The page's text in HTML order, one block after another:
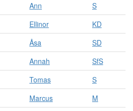
Ann
S
Ellinor
KD
Åsa
SD
Annah
SfS
Tomas
S
Marcus
M